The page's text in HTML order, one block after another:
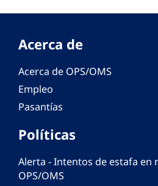
Acerca de
Acerca de OPS/OMS
Empleo
Pasantías
Políticas
Alerta - Intentos de estafa en
OPS/OMS